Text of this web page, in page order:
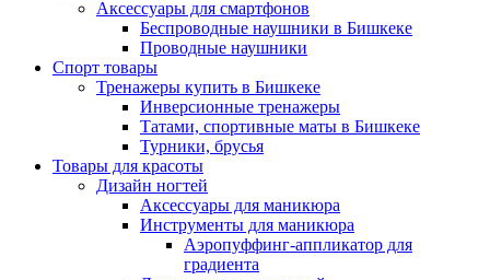
Аксессуары для смартфонов
Беспроводные наушники в Бишкеке
Проводные наушники
Спорт товары
Тренажеры купить в Бишкеке
Инверсионные тренажеры
Татами, спортивные маты в Бишкеке
Турники, брусья
Товары для красоты
Дизайн ногтей
Аксессуары для маникюра
Инструменты для маникюра
Аэропуффинг-аппликатор для
градиента